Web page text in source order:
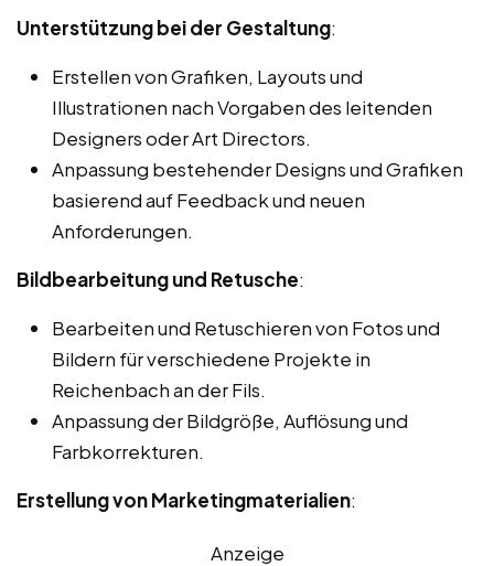
Unterstützung bei der Gestaltung:
Erstellen von Grafiken, Layouts und
Illustrationen nach Vorgaben des leitenden
Designers oder Art Directors.
Anpassung bestehender Designs und Grafiken
basierend auf Feedback und neuen
Anforderungen.
Bildbearbeitung und Retusche:
Bearbeiten und Retuschieren von Fotos und
Bildern für verschiedene Projekte in
Reichenbach an der Fils.
Anpassung der Bildgröße, Auflösung und
Farbkorrekturen.
Erstellung von Marketingmaterialien:
Anzeige